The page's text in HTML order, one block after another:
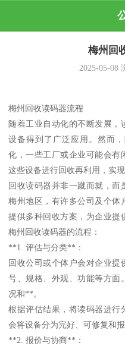
梅州回
2025-05-08
梅州回收读码器流程
随着工业自动化的不断发展
设备得到了广泛应用。然而
化，一些工厂或企业可能会有
这些设备进行回收再利用，实
回收读码器并非一蹴而就，
梅州地区，有许多公司及个体
提供多种回收方案，为企业提
梅州回收读码器的流程：
**1. 评估与分类**：
回收公司或个体户会对企业提
号、规格、外观、功能等方面
况和**。
根据评估结果，将读码器进行
会将设备分为完好、可修复和报
**2. 报价与协商**：